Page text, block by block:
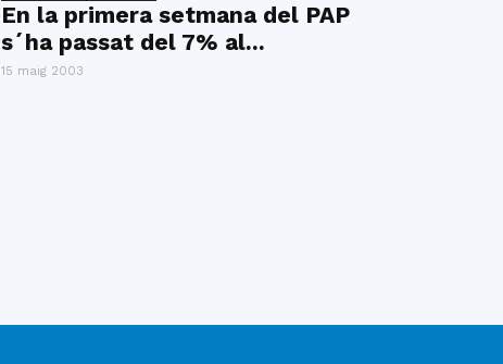
En la primera setmana del PAP
s´ha passat del 7% al...
15 maig 2003